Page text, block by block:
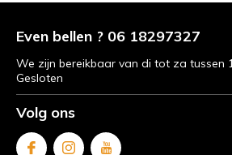
Even bellen ? 06 18297327
We zijn bereikbaar van di tot za tussen
Gesloten
Volg ons